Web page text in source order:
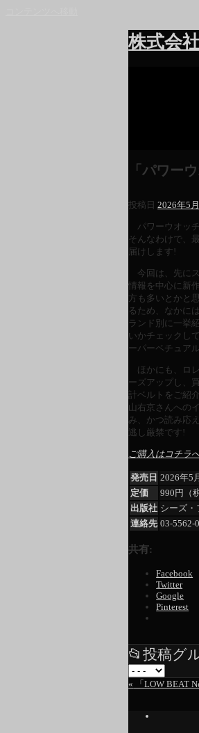
株式会
「パワー
投稿日 2026年5
パワーウオッチ
そんなわけで、
届けします!
今回は、先に
情報を中心に新
方も多いとかと
るため、なかに
ランド別に一挙
いかチェックし
ーパーペチュア
ほかにも、ロ
ーズアップし、
計ベルトをご紹
山右京さんへの
み、かつ読み応
逃し厳禁です!
ご購入はコチラ
発売日 2026年5
定価
990円（
出版社 シーズ・
連絡先 03-5562-
共有:
Facebook
Twitter
Google
Pinterest
📂投稿グ
« 「LOW BEAT